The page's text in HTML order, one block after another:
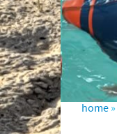
home»